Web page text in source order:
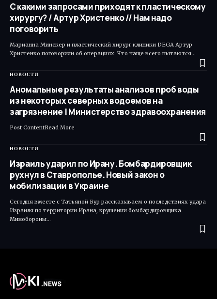
С какими запросами приходят к пластическому
хирургу? / Артур Христенко // Нам надо
поговорить
Марианна Минскер и пластический хирург клиники DEGA Артур
Христенко поговорили об операциях. Что чаще всего пытаются…
НОВОСТИ
Аномальные результаты анализов проб воды
из некоторых северных водоемов на
загрязнение | Министерство здравоохранения
Post ContentRead More ​
НОВОСТИ
Израиль ударил по Ирану. Бомбардировщик
рухнул в Ставрополье. Новый закон о
мобилизации в Украине
Сегодня вместе с Татьяной Бур рассказываем о последствиях удара
Израиля по территории Ирана, крушении бомбардировщика
Минобороны…